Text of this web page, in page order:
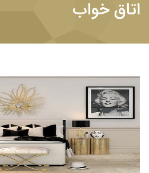
اتاق خواب